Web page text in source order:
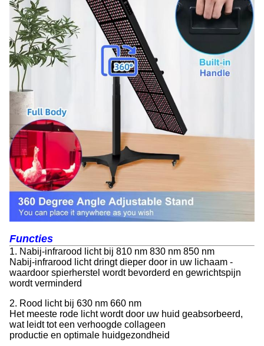
Functies
1. Nabij-infrarood licht bij 810 nm 830 nm 850 nm
Nabij-infrarood licht dringt dieper door in uw lichaam -
waardoor spierherstel wordt bevorderd en gewrichtspijn
wordt verminderd
2. Rood licht bij 630 nm 660 nm
Het meeste rode licht wordt door uw huid geabsorbeerd,
wat leidt tot een verhoogde collageen
productie en optimale huidgezondheid